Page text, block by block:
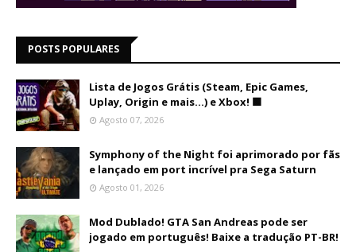
POSTS POPULARES
Lista de Jogos Grátis (Steam, Epic Games,
Uplay, Origin e mais...) e Xbox! 🟩
Agosto 07, 2026
Symphony of the Night foi aprimorado por fãs
e lançado em port incrível pra Sega Saturn
Agosto 01, 2026
Mod Dublado! GTA San Andreas pode ser
jogado em português! Baixe a tradução PT-BR!